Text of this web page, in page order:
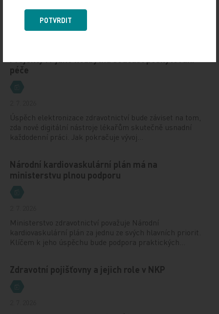
Digitalizace zdravotnictví má podle praktických lékařů
jediný smysl – ušetřit administrativu a vytvořit více
prostoru pro péči o pacienty. Jaké…
péče
Úspěch elektronizace zdravotnictví bude záviset na tom,
zda nové digitální nástroje lékařům skutečně usnadní
každodenní práci. Jak pokračuje vývoj…
Národní kardiovaskulární plán má na
ministerstvu plnou podporu
Ministerstvo zdravotnictví považuje Národní
kardiovaskulární plán za jednu ze svých hlavních priorit.
Klíčem k jeho úspěchu bude podpora praktických…
Zdravotní pojišťovny a jejich role v NKP
POTVRDIT